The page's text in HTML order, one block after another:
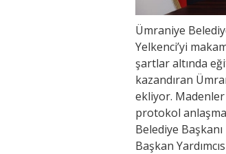
Ümraniye
Yelkenci’yi
şartlar altında
kazandıran
ekliyor.
protokol
Belediye
Başkan